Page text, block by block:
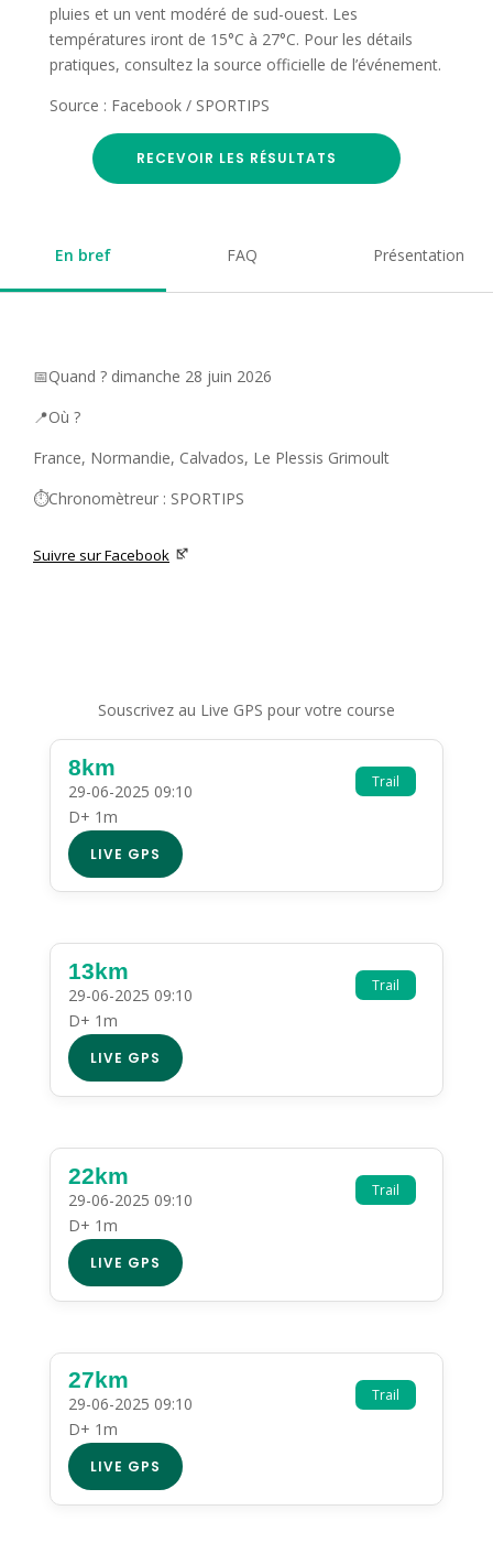
pluies et un vent modéré de sud-ouest. Les
températures iront de 15°C à 27°C. Pour les détails
pratiques, consultez la source officielle de l’événement.
Source : Facebook / SPORTIPS
RECEVOIR LES RÉSULTATS
En bref FAQ Présentation
📅Quand ? dimanche 28 juin 2026
📍Où ?
France, Normandie, Calvados, Le Plessis Grimoult
⏱️Chronomètreur : SPORTIPS
Suivre sur Facebook
Souscrivez au Live GPS pour votre course
Trail
8km
29-06-2025 09:10
D+ 1m
LIVE GPS
Trail
13km
29-06-2025 09:10
D+ 1m
LIVE GPS
Trail
22km
29-06-2025 09:10
D+ 1m
LIVE GPS
Trail
27km
29-06-2025 09:10
D+ 1m
LIVE GPS